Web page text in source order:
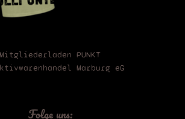
Mitgliederladen PUNKT
Marburg eG
Folge uns: